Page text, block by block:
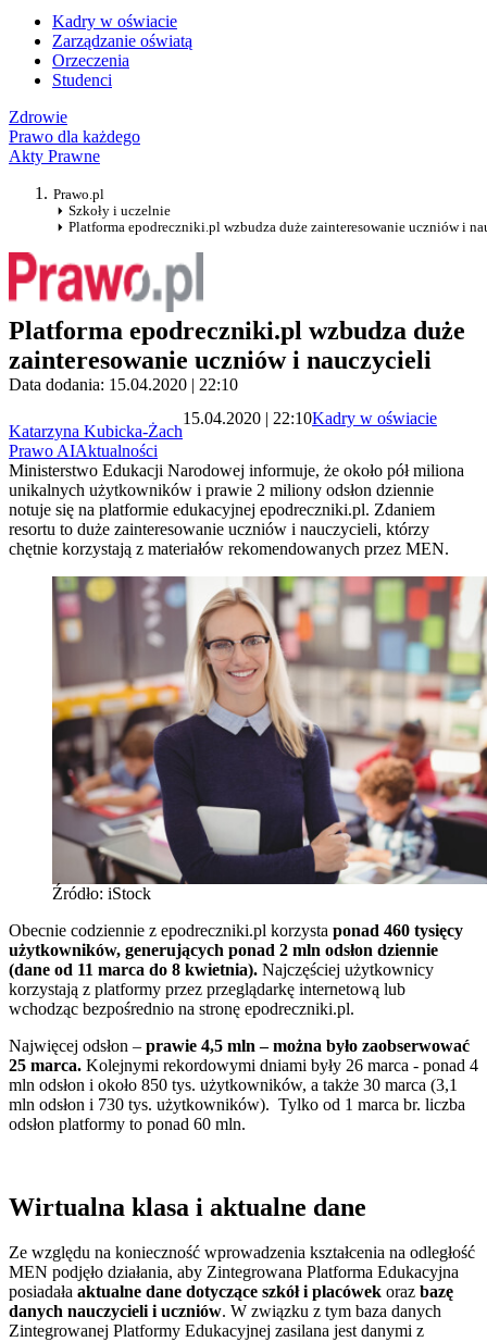
Kadry w oświacie
Zarządzanie oświatą
Orzeczenia
Studenci
Zdrowie
Prawo dla każdego
Akty Prawne
Prawo.pl
Szkoły i uczelnie
Platforma epodreczniki.pl wzbudza duże zainteresowanie uczniów i
Platforma epodreczniki.pl wzbudza duże
zainteresowanie uczniów i nauczycieli
Data dodania: 15.04.2020 | 22:10
Katarzyna Kubicka-Żach
15.04.2020 | 22:10Kadry w oświacie
Prawo AIAktualności
Ministerstwo Edukacji Narodowej informuje, że około pół miliona
unikalnych użytkowników i prawie 2 miliony odsłon dziennie
notuje się na platformie edukacyjnej epodreczniki.pl. Zdaniem
resortu to duże zainteresowanie uczniów i nauczycieli, którzy
chętnie korzystają z materiałów rekomendowanych przez MEN.
Źródło: iStock
Obecnie codziennie z epodreczniki.pl korzysta ponad 460 tysięcy
użytkowników, generujących ponad 2 mln odsłon dziennie
(dane od 11 marca do 8 kwietnia). Najczęściej użytkownicy
korzystają z platformy przez przeglądarkę internetową lub
wchodząc bezpośrednio na stronę epodreczniki.pl.
Najwięcej odsłon – prawie 4,5 mln – można było zaobserwować
25 marca. Kolejnymi rekordowymi dniami były 26 marca - ponad 4
mln odsłon i około 850 tys. użytkowników, a także 30 marca (3,1
mln odsłon i 730 tys. użytkowników). Tylko od 1 marca br. liczba
odsłon platformy to ponad 60 mln.
Wirtualna klasa i aktualne dane
Ze względu na konieczność wprowadzenia kształcenia na odległość
MEN podjęło działania, aby Zintegrowana Platforma Edukacyjna
posiadała aktualne dane dotyczące szkół i placówek oraz bazę
danych nauczycieli i uczniów. W związku z tym baza danych
Zintegrowanej Platformy Edukacyjnej zasilana jest danymi z